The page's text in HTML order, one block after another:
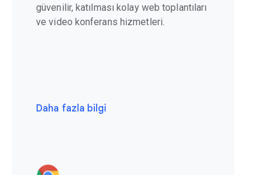
güvenilir, katılması kolay web toplantıları
ve video konferans hizmetleri.
Daha fazla bilgi